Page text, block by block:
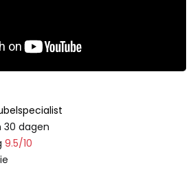
30 dagen
9.5/10